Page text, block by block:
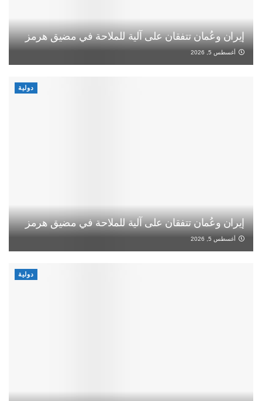
إيران وعُمان تتفقان على آلية للملاحة في مضيق هرمز
أغسطس 5, 2026
دولية
إيران وعُمان تتفقان على آلية للملاحة في مضيق هرمز
أغسطس 5, 2026
دولية